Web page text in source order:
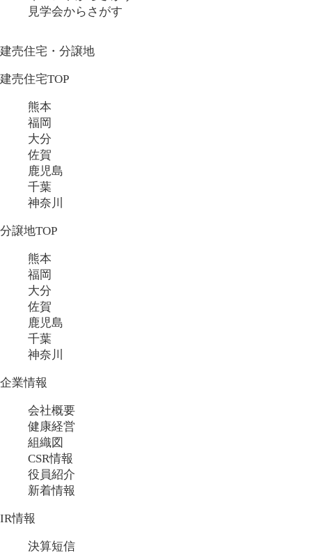
見学会からさがす
建売住宅・分譲地
建売住宅TOP
熊本
福岡
大分
佐賀
鹿児島
千葉
神奈川
分譲地TOP
熊本
福岡
大分
佐賀
鹿児島
千葉
神奈川
企業情報
会社概要
健康経営
組織図
CSR情報
役員紹介
新着情報
IR情報
決算短信